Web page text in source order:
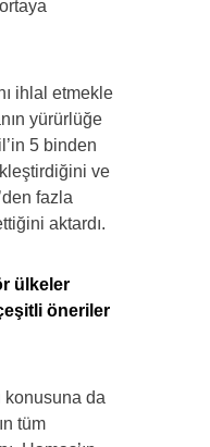
ihlal etmekle
yürürlüğe
5 binden
ve
fazla
aktardı.
ülkeler
öneriler
konusuna da
tüm